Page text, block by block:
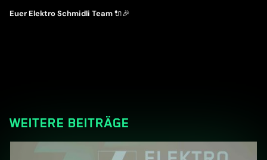
Euer Elektro Schmidli Team🔌🎉
WEITERE BEITRÄGE